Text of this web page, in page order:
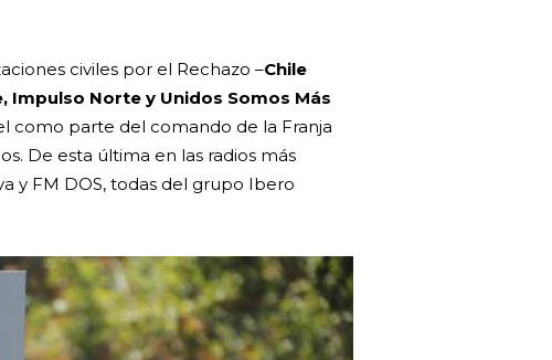
civiles por el Rechazo –Chile
Impulso Norte y Unidos Somos Más
como parte del comando de la Franja
De esta última en las radios más
y FM DOS, todas del grupo Ibero